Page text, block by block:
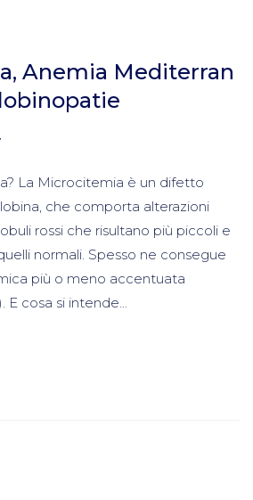
Anemia Mediterran
La Microcitemia è un difetto
che comporta alterazioni
rossi che risultano più piccoli e
normali. Spesso ne consegue
più o meno accentuata
E cosa si intende...